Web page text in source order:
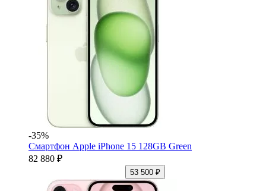
-35%
Смартфон Apple iPhone 15 128GB Green
82 880 ₽
53 500 ₽